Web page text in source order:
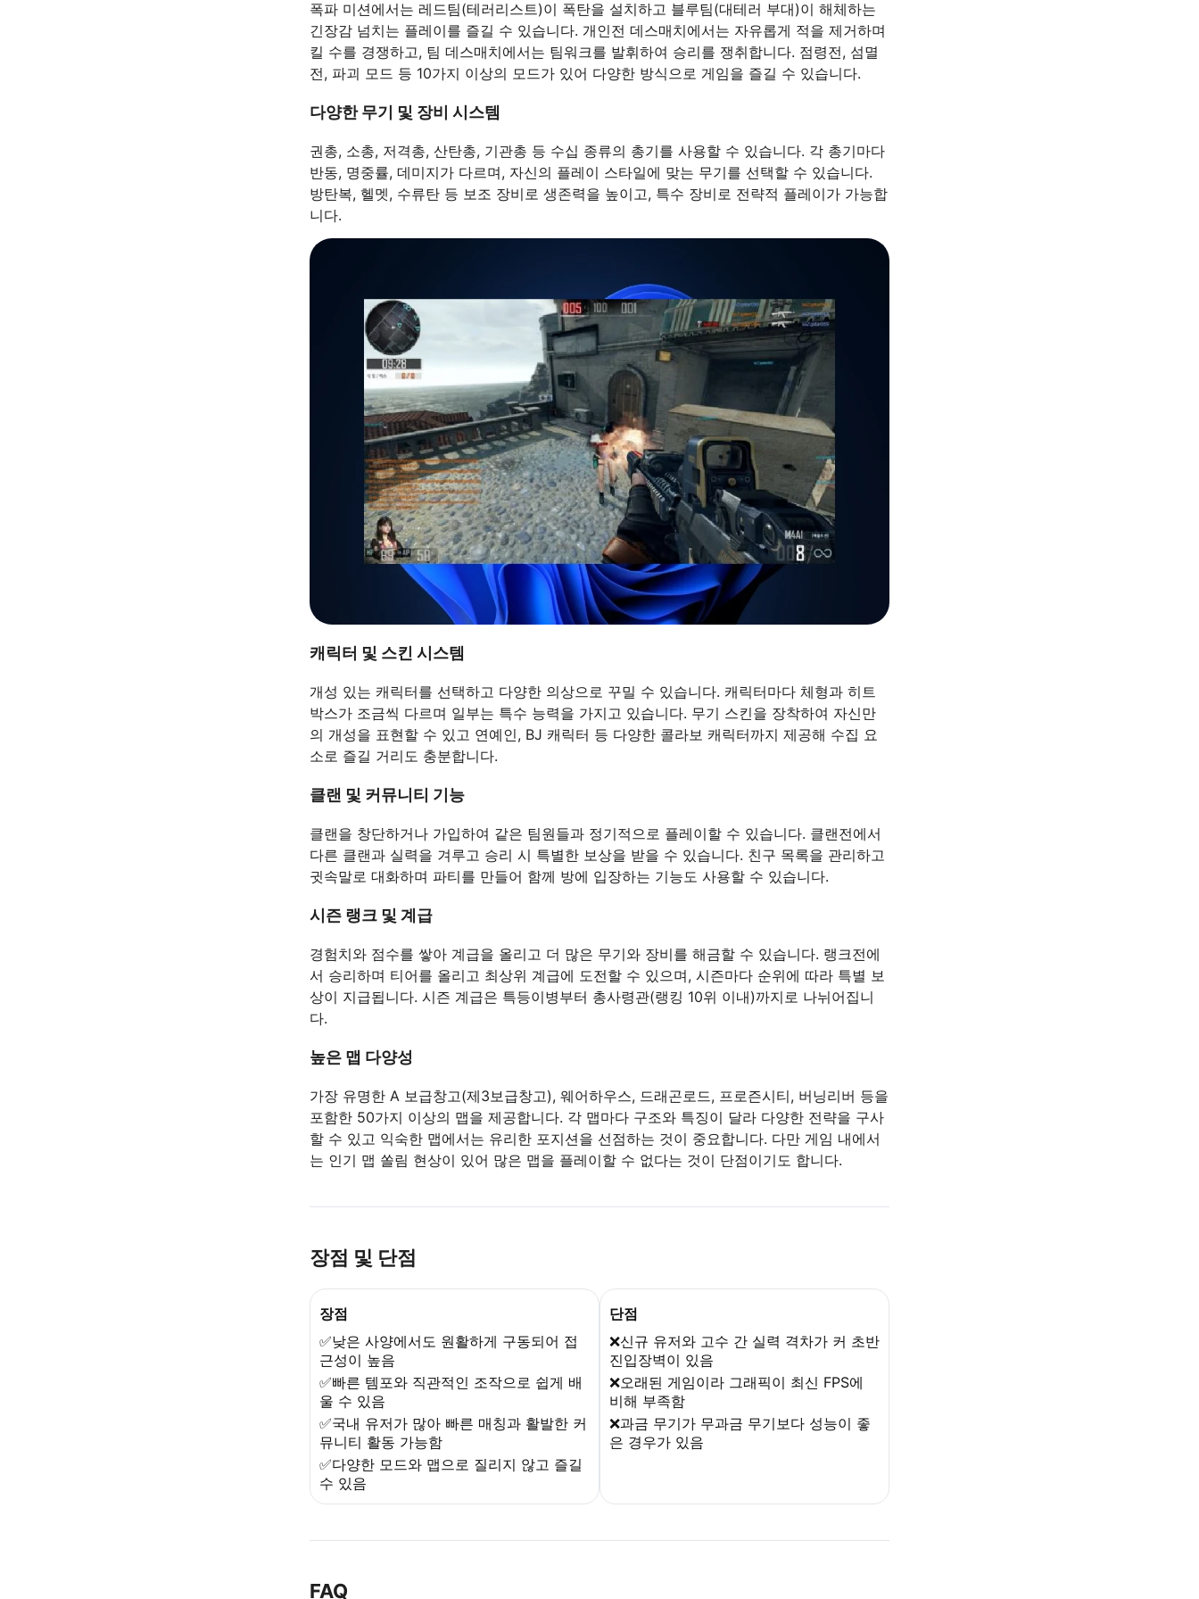
폭파 미션에서는 레드팀(테러리스트)이 폭탄을 설치하고 블루팀(대테러 부대)이 해체하는
긴장감 넘치는 플레이를 즐길 수 있습니다. 개인전 데스매치에서는 자유롭게 적을 제거하며
킬 수를 경쟁하고, 팀 데스매치에서는 팀워크를 발휘하여 승리를 쟁취합니다. 점령전, 섬멸
전, 파괴 모드 등 10가지 이상의 모드가 있어 다양한 방식으로 게임을 즐길 수 있습니다.
다양한 무기 및 장비 시스템
권총, 소총, 저격총, 산탄총, 기관총 등 수십 종류의 총기를 사용할 수 있습니다. 각 총기마다
반동, 명중률, 데미지가 다르며, 자신의 플레이 스타일에 맞는 무기를 선택할 수 있습니다.
방탄복, 헬멧, 수류탄 등 보조 장비로 생존력을 높이고, 특수 장비로 전략적 플레이가 가능합
니다.
캐릭터 및 스킨 시스템
개성 있는 캐릭터를 선택하고 다양한 의상으로 꾸밀 수 있습니다. 캐릭터마다 체형과 히트
박스가 조금씩 다르며 일부는 특수 능력을 가지고 있습니다. 무기 스킨을 장착하여 자신만
의 개성을 표현할 수 있고 연예인, BJ 캐릭터 등 다양한 콜라보 캐릭터까지 제공해 수집 요
소로 즐길 거리도 충분합니다.
클랜 및 커뮤니티 기능
클랜을 창단하거나 가입하여 같은 팀원들과 정기적으로 플레이할 수 있습니다. 클랜전에서
다른 클랜과 실력을 겨루고 승리 시 특별한 보상을 받을 수 있습니다. 친구 목록을 관리하고
귓속말로 대화하며 파티를 만들어 함께 방에 입장하는 기능도 사용할 수 있습니다.
시즌 랭크 및 계급
경험치와 점수를 쌓아 계급을 올리고 더 많은 무기와 장비를 해금할 수 있습니다. 랭크전에
서 승리하며 티어를 올리고 최상위 계급에 도전할 수 있으며, 시즌마다 순위에 따라 특별 보
상이 지급됩니다. 시즌 계급은 특등이병부터 총사령관(랭킹 10위 이내)까지로 나뉘어집니
다.
높은 맵 다양성
가장 유명한 A 보급창고(제3보급창고), 웨어하우스, 드래곤로드, 프로즌시티, 버닝리버 등을
포함한 50가지 이상의 맵을 제공합니다. 각 맵마다 구조와 특징이 달라 다양한 전략을 구사
할 수 있고 익숙한 맵에서는 유리한 포지션을 선점하는 것이 중요합니다. 다만 게임 내에서
는 인기 맵 쏠림 현상이 있어 많은 맵을 플레이할 수 없다는 것이 단점이기도 합니다.
장점 및 단점
장점
✅낮은 사양에서도 원활하게 구동되어 접
근성이 높음
✅빠른 템포와 직관적인 조작으로 쉽게 배
울 수 있음
✅국내 유저가 많아 빠른 매칭과 활발한 커
뮤니티 활동 가능함
✅다양한 모드와 맵으로 질리지 않고 즐길
수 있음
단점
❌신규 유저와 고수 간 실력 격차가 커 초반
진입장벽이 있음
❌오래된 게임이라 그래픽이 최신 FPS에
비해 부족함
❌과금 무기가 무과금 무기보다 성능이 좋
은 경우가 있음
FAQ